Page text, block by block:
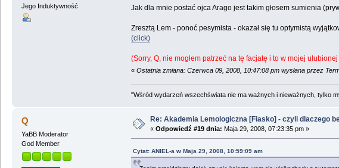
Jego Induktywność
Jak dla mnie postać ojca Arago jest takim głosem sumienia
Zresztą Lem - ponoć pesymista - okazał się tu optymistą
(click)
(Sorry, Q, nie mogłem patrzeć na tę facjatę i to w mojej
« Ostatnia zmiana: Czerwca 09, 2008, 10:47:08 pm wysłana przez
"Wśród wydarzeń wszechświata nie ma ważnych i nieważnych, tylko
Q
YaBB Moderator
God Member
Re: Akademia Lemologiczna [Fiasko] - czyli dlaczego
« Odpowiedź #19 dnia: Maja 29, 2008, 07:23:35 pm »
Cytat: ANIEL-a w Maja 29, 2008, 10:59:09 am